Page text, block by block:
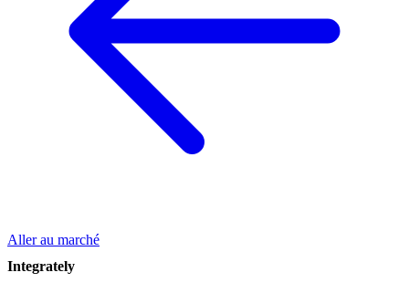
Aller au marché
Integrately